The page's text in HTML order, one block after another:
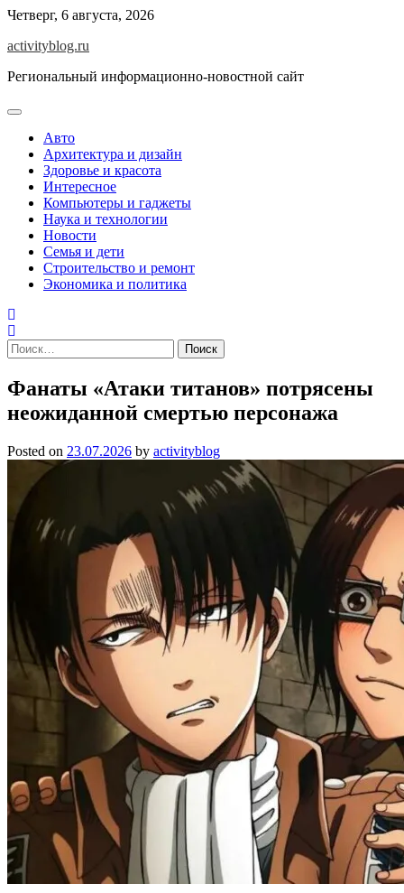
Skip
content
Четверг, 6 августа, 2026
activityblog.ru
Региональный информационно-новостной сайт
Авто
Архитектура и дизайн
Здоровье и красота
Интересное
Компьютеры и гаджеты
Наука и технологии
Новости
Семья и дети
Строительство и ремонт
Экономика и политика
Найти:
Фанаты «Атаки титанов» потрясены
неожиданной смертью персонажа
Posted on 23.07.2026 by activityblog